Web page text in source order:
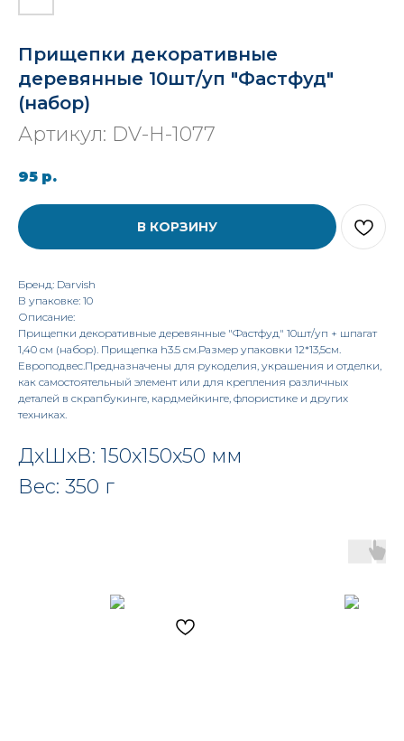
Прищепки декоративные
деревянные 10шт/уп "Фастфуд"
(набор)
Артикул: DV-H-1077
95 р.
В КОРЗИНУ
Бренд: Darvish
В упаковке: 10
Описание:
Прищепки декоративные деревянные "Фастфуд" 10шт/уп + шпагат
1,40 см (набор). Прищепка h3.5 см.Размер упаковки 12*13,5см.
Европодвес.Предназначены для рукоделия, украшения и отделки,
как самостоятельный элемент или для крепления различных
деталей в скрапбукинге, кардмейкинге, флористике и других
техниках.
ДxШxВ: 150x150x50 мм
Вес: 350 г